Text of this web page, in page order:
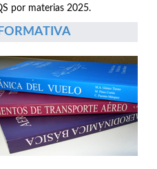
por materias 2025.